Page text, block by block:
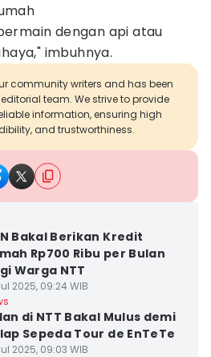
dengan api atau
imbuhnya.
community writers and has been
team. We strive to provide
information, ensuring high
and trustworthiness.
Bakal Berikan Kredit
Rp700 Ribu per Bulan
Warga NTT
2025, 09:24 WIB
di NTT Bakal Mulus demi
Sepeda Tour de EnTeTe
2025, 09:03 WIB